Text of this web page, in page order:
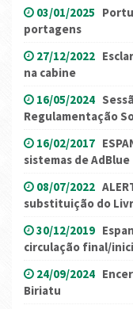
03/01/2025
portagens
27/12/2022
na cabine
16/05/2024
Regulamentação
16/02/2017
sistemas de AdBlue
08/07/2022
substituição do
30/12/2019
circulação final/
24/09/2024
Biriatu